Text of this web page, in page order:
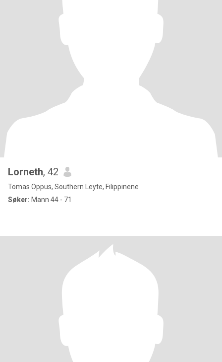
Lorneth, 42
Tomas Oppus, Southern Leyte, Filippinene
Søker: Mann 44 - 71